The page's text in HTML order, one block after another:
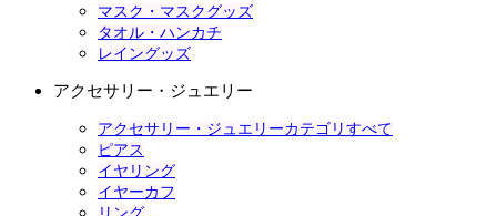
マスク・マスクグッズ
タオル・ハンカチ
レイングッズ
アクセサリー・ジュエリー
アクセサリー・ジュエリーカテゴリすべて
ピアス
イヤリング
イヤーカフ